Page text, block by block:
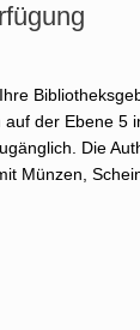
der Ebene 5
Die
Münzen,